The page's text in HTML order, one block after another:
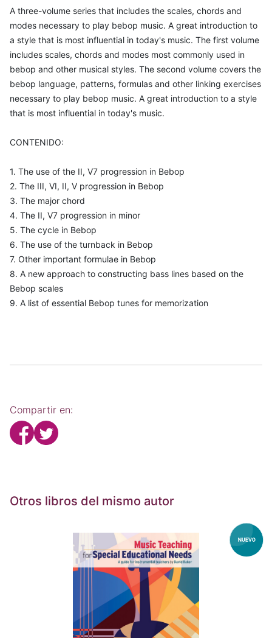
A three-volume series that includes the scales, chords and
modes necessary to play bebop music. A great introduction to
a style that is most influential in today's music. The first volume
includes scales, chords and modes most commonly used in
bebop and other musical styles. The second volume covers the
bebop language, patterns, formulas and other linking exercises
necessary to play bebop music. A great introduction to a style
that is most influential in today's music.
CONTENIDO:
1. The use of the II, V7 progression in Bebop
2. The III, VI, II, V progression in Bebop
3. The major chord
4. The II, V7 progression in minor
5. The cycle in Bebop
6. The use of the turnback in Bebop
7. Other important formulae in Bebop
8. A new approach to constructing bass lines based on the
Bebop scales
9. A list of essential Bebop tunes for memorization
Compartir en:
Otros libros del mismo autor